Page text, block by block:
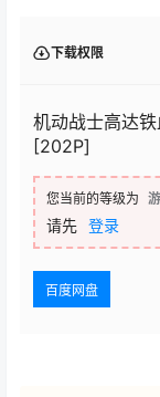
下载权限
机动战士高达
[202P]
您当前的等级为
请先 登录
百度网盘